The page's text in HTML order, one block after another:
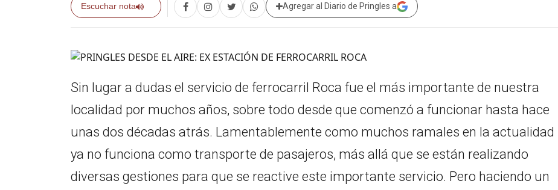
Escuchar nota Agregar al Diario de Pringles a
Sin lugar a dudas el servicio de ferrocarril Roca fue el más importante de nuestra
localidad por muchos años, sobre todo desde que comenzó a funcionar hasta hace
unas dos décadas atrás. Lamentablemente como muchos ramales en la actualidad
ya no funciona como transporte de pasajeros, más allá que se están realizando
diversas gestiones para que se reactive este importante servicio. Pero haciendo un